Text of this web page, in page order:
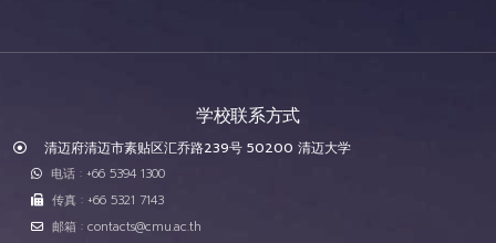
学校联系方式
清迈府清迈市素贴区汇乔路239号 50200 清迈大学
电话 : +66 5394 1300
传真 : +66 5321 7143
邮箱 : contacts@cmu.ac.th